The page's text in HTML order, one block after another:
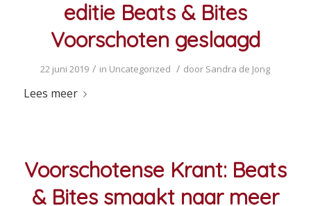
editie Beats & Bites
Voorschoten geslaagd
22 juni 2019 / in Uncategorized / door Sandra de Jong
Lees meer
Voorschotense Krant: Beats
& Bites smaakt naar meer